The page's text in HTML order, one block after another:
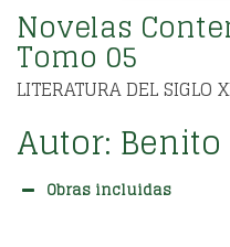
Novelas
Tomo 05
LITERATURA DEL SIGLO
Autor: Benito
Obras incluidas